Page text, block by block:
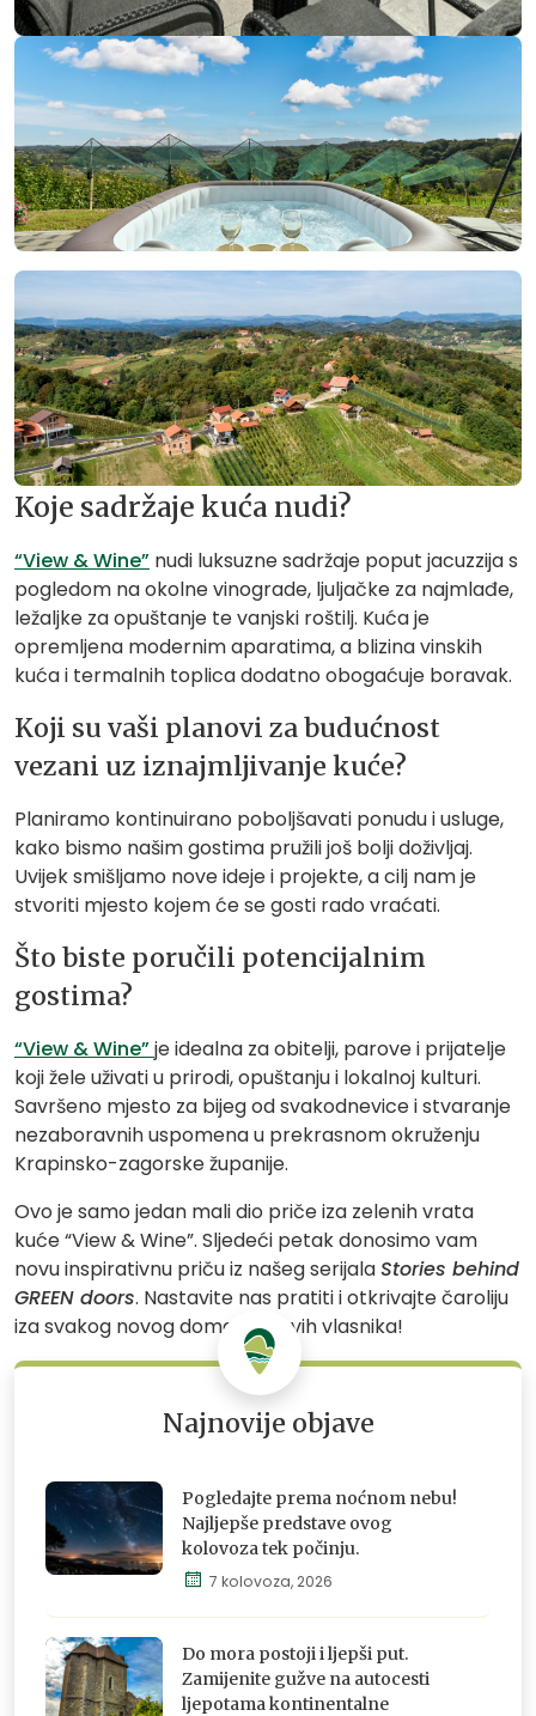
Koje sadržaje kuća nudi?
“View & Wine” nudi luksuzne sadržaje poput jacuzzija s
pogledom na okolne vinograde, ljuljačke za najmlađe,
ležaljke za opuštanje te vanjski roštilj. Kuća je
opremljena modernim aparatima, a blizina vinskih
kuća i termalnih toplica dodatno obogaćuje boravak.
Koji su vaši planovi za budućnost
vezani uz iznajmljivanje kuće?
Planiramo kontinuirano poboljšavati ponudu i usluge,
kako bismo našim gostima pružili još bolji doživljaj.
Uvijek smišljamo nove ideje i projekte, a cilj nam je
stvoriti mjesto kojem će se gosti rado vraćati.
Što biste poručili potencijalnim
gostima?
“View & Wine”je idealna za obitelji, parove i prijatelje
koji žele uživati u prirodi, opuštanju i lokalnoj kulturi.
Savršeno mjesto za bijeg od svakodnevice i stvaranje
nezaboravnih uspomena u prekrasnom okruženju
Krapinsko-zagorske županije.
Ovo je samo jedan mali dio priče iza zelenih vrata
kuće “View & Wine”. Sljedeći petak donosimo vam
novu inspirativnu priču iz našeg serijalaStories behind
GREEN doors. Nastavite nas pratiti i otkrivajte čaroliju
iza svakog novog doma i njihovih vlasnika!
Najnovije objave
osjeti i
doživi
Pogledajte prema noćnom nebu!
Najljepše predstave ovog
kolovoza tek počinju.
7 kolovoza, 2026
Do mora postoji i ljepši put.
Zamijenite gužve na autocesti
ljepotama kontinentalne